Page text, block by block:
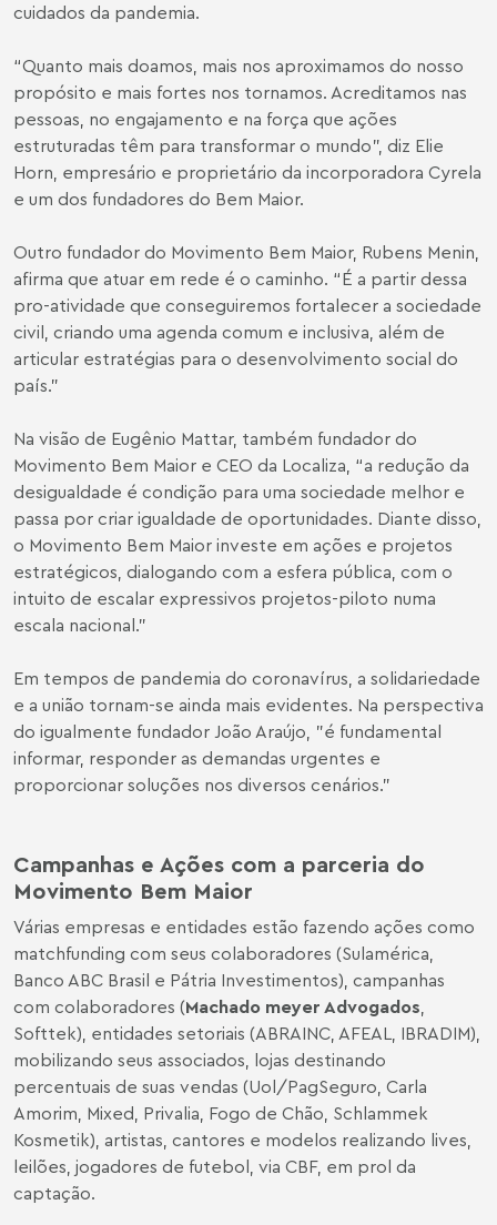
cuidados da pandemia.
“Quanto mais doamos, mais nos aproximamos do nosso
propósito e mais fortes nos tornamos. Acreditamos nas
pessoas, no engajamento e na força que ações
estruturadas têm para transformar o mundo”, diz Elie
Horn, empresário e proprietário da incorporadora Cyrela
e um dos fundadores do Bem Maior.
Outro fundador do Movimento Bem Maior, Rubens Menin,
afirma que atuar em rede é o caminho. “É a partir dessa
pro-atividade que conseguiremos fortalecer a sociedade
civil, criando uma agenda comum e inclusiva, além de
articular estratégias para o desenvolvimento social do
país.”
Na visão de Eugênio Mattar, também fundador do
Movimento Bem Maior e CEO da Localiza, “a redução da
desigualdade é condição para uma sociedade melhor e
passa por criar igualdade de oportunidades. Diante disso,
o Movimento Bem Maior investe em ações e projetos
estratégicos, dialogando com a esfera pública, com o
intuito de escalar expressivos projetos-piloto numa
escala nacional.”
Em tempos de pandemia do coronavírus, a solidariedade
e a união tornam-se ainda mais evidentes. Na perspectiva
do igualmente fundador João Araújo, "é fundamental
informar, responder as demandas urgentes e
proporcionar soluções nos diversos cenários.”
Campanhas e Ações com a parceria do
Movimento Bem Maior
Várias empresas e entidades estão fazendo ações como
matchfunding com seus colaboradores (Sulamérica,
Banco ABC Brasil e Pátria Investimentos), campanhas
com colaboradores (Machado meyer Advogados,
Softtek), entidades setoriais (ABRAINC, AFEAL, IBRADIM),
mobilizando seus associados, lojas destinando
percentuais de suas vendas (Uol/PagSeguro, Carla
Amorim, Mixed, Privalia, Fogo de Chão, Schlammek
Kosmetik), artistas, cantores e modelos realizando lives,
leilões, jogadores de futebol, via CBF, em prol da
captação.